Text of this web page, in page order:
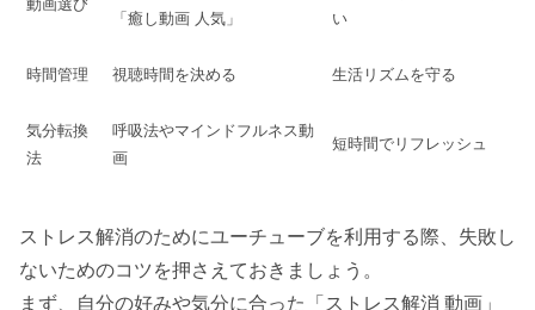
動画選び
「癒し動画 人気」
い
時間管理 視聴時間を決める 生活リズムを守る
気分転換
法
呼吸法やマインドフルネス動
画
短時間でリフレッシュ
ストレス解消のためにユーチューブを利用する際、失敗し
ないためのコツを押さえておきましょう。
まず、自分の好みや気分に合った「ストレス解消 動画」